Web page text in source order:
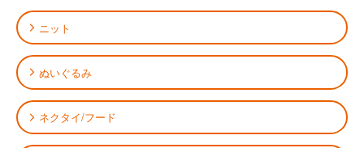
ニット
ぬいぐるみ
ネクタイ/フード